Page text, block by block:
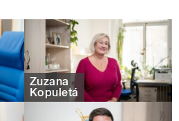
Zuzana
Kopuletá